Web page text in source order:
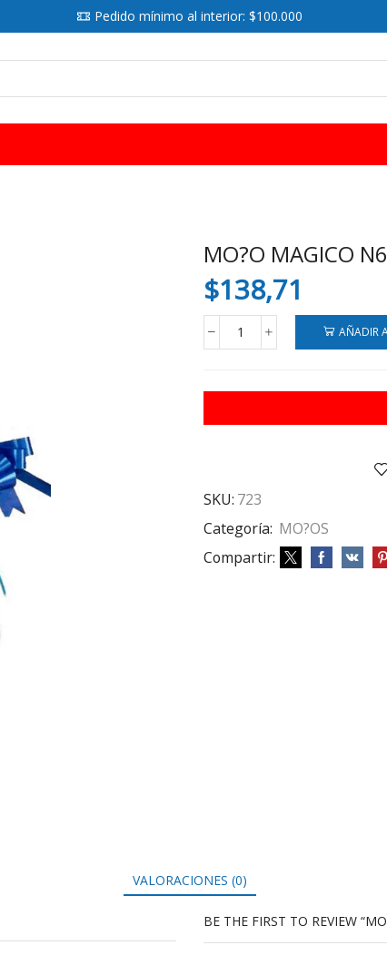
Pedido mínimo al interior: $100.000
MO?O MAGICO
$138,71
MO?
N6
X75
AÑADIR
SKU: 723
Categoría: MO?OS
Compartir:
VALORACIONES (0)
BE THE FIRST TO REVIEW